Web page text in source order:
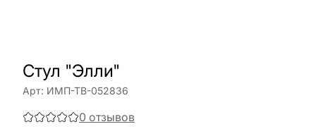
Стул "Элли"
Арт: ИМП-ТВ-052836
0 отзывов